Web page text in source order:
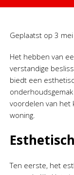
Geplaatst op 3
Het hebben van
verstandige
biedt een
voordelen van het
woning.
Ten eerste, het